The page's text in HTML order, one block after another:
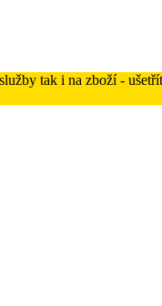
tak i na zboží -